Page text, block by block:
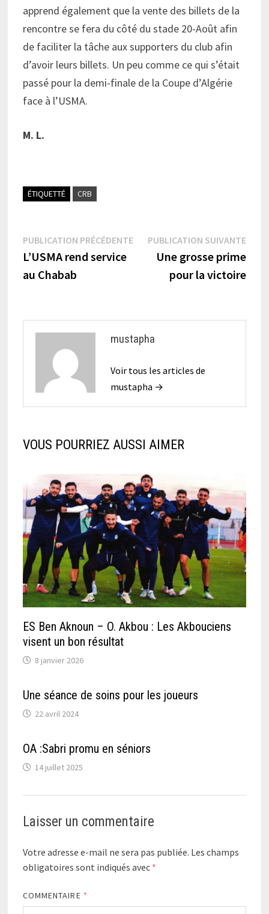
apprend également que la vente des billets de la
rencontre se fera du côté du stade 20-Août afin
de faciliter la tâche aux supporters du club afin
d’avoir leurs billets. Un peu comme ce qui s’était
passé pour la demi-finale de la Coupe d’Algérie
face à l’USMA.
M. L.
ÉTIQUETTÉ CRB
Navigation
de
PUBLICATION PRÉCÉDENTEPublication
précédente :
L’USMA rend service
au Chabab
PUBLICATION SUIVANTE
Une grosse prime
pour la victoire
mustapha
Voir tous les articles de
mustapha →
VOUS POURRIEZ AUSSI AIMER
ES Ben Aknoun – O. Akbou : Les Akbouciens
visent un bon résultat
8 janvier 2026
Une séance de soins pour les joueurs
22 avril 2024
OA :Sabri promu en séniors
14 juillet 2025
Laisser un commentaire
Votre adresse e-mail ne sera pas publiée. Les champs
obligatoires sont indiqués avec *
COMMENTAIRE *